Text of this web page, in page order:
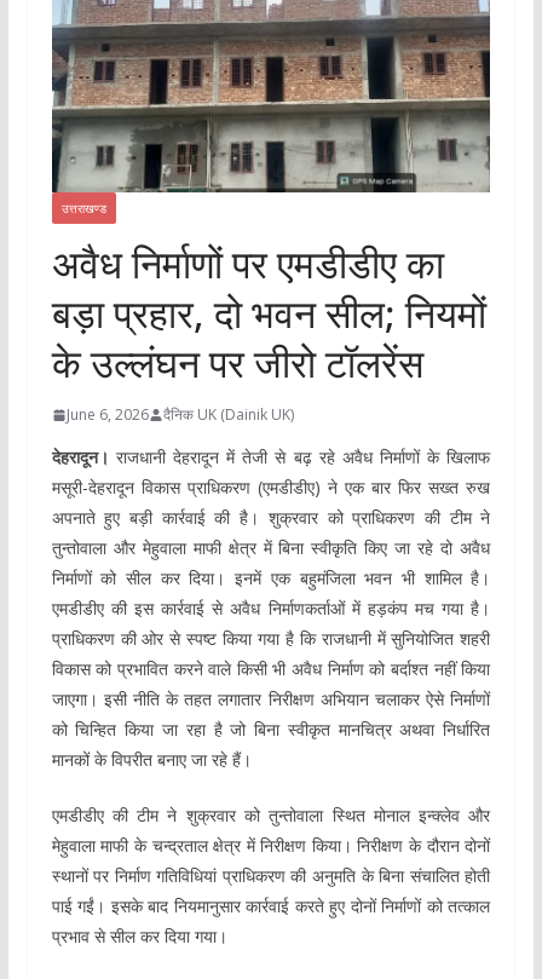
उत्तराखण्ड
अवैध निर्माणों पर एमडीडीए का
बड़ा प्रहार, दो भवन सील; नियमों
के उल्लंघन पर जीरो टॉलरेंस
June 6, 2026 दैनिक UK (Dainik UK)
देहरादून। राजधानी देहरादून में तेजी से बढ़ रहे अवैध निर्माणों के खिलाफ
मसूरी-देहरादून विकास प्राधिकरण (एमडीडीए) ने एक बार फिर सख्त रुख
अपनाते हुए बड़ी कार्रवाई की है। शुक्रवार को प्राधिकरण की टीम ने
तुन्तोवाला और मेहुवाला माफी क्षेत्र में बिना स्वीकृति किए जा रहे दो अवैध
निर्माणों को सील कर दिया। इनमें एक बहुमंजिला भवन भी शामिल है।
एमडीडीए की इस कार्रवाई से अवैध निर्माणकर्ताओं में हड़कंप मच गया है।
प्राधिकरण की ओर से स्पष्ट किया गया है कि राजधानी में सुनियोजित शहरी
विकास को प्रभावित करने वाले किसी भी अवैध निर्माण को बर्दाश्त नहीं किया
जाएगा। इसी नीति के तहत लगातार निरीक्षण अभियान चलाकर ऐसे निर्माणों
को चिन्हित किया जा रहा है जो बिना स्वीकृत मानचित्र अथवा निर्धारित
मानकों के विपरीत बनाए जा रहे हैं।
एमडीडीए की टीम ने शुक्रवार को तुन्तोवाला स्थित मोनाल इन्क्लेव और
मेहुवाला माफी के चन्द्रताल क्षेत्र में निरीक्षण किया। निरीक्षण के दौरान दोनों
स्थानों पर निर्माण गतिविधियां प्राधिकरण की अनुमति के बिना संचालित होती
पाई गईं। इसके बाद नियमानुसार कार्रवाई करते हुए दोनों निर्माणों को तत्काल
प्रभाव से सील कर दिया गया।